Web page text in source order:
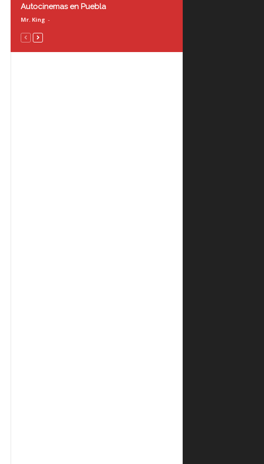
Autocinemas en Puebla
Mr. King -